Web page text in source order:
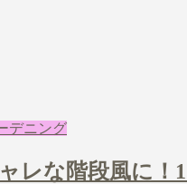
デニング
レな階段風に！